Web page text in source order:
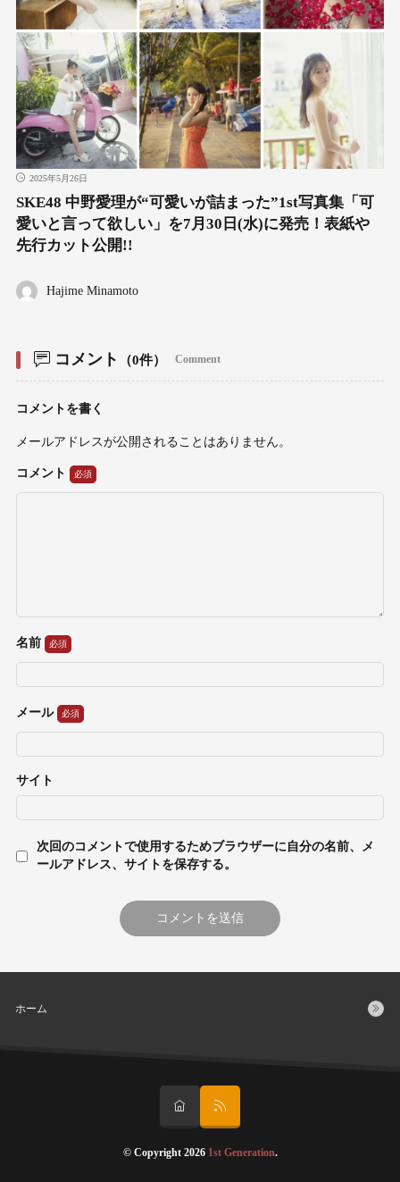
2025年5月26日
SKE48 中野愛理が“可愛いが詰まった”1st写真集「可
愛いと言って欲しい」を7月30日(水)に発売！表紙や
先行カット公開!!
Hajime Minamoto
コメント （0件） Comment
コメントを書く
メールアドレスが公開されることはありません。
コメント
名前
メール
サイト
次回のコメントで使用するためブラウザーに自分の名前、メ
ールアドレス、サイトを保存する。
ホーム
© Copyright 2026 1st Generation.